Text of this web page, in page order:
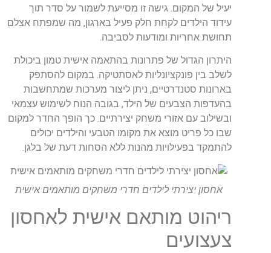
יעיל של המקום. גישה זו מסייעת לשמור על סדר תוך
עידוד הילדים לקחת חלק פעיל בארגון, מה שמפתח אצלם
תחושת אחריות ומודעות לסביבה.
היתרון הגדול של פתרונות בהתאמה אישית טמון ביכולת
לשלב בין פונקציונליות לאסתטיקה. במקום להסתפק
בארונות סטנדרטיים, ניתן ליצור מערכות שמתחשבות
בהעדפות הצבעים של הילד, בגובה הנוח לשימוש עצמאי
ובשילוב עם אזורי משחק יצירתיים. כך הופך החדר למקום
שבו כל פריט מוצא את מקומו הטבעי והילדים יכולים
להתמקד בפעילויות מהנות ללא הסחות דעת של בלגן.
אחסון יצירתי לילדים חדרי משחקים מותאמים אישית
ריהוט מותאם אישית לאחסון
צעצועים